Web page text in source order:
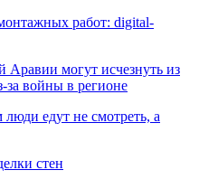
работ: digital-
Аравии могут исчезнуть из
за войны в регионе
едут не смотреть, а
стен